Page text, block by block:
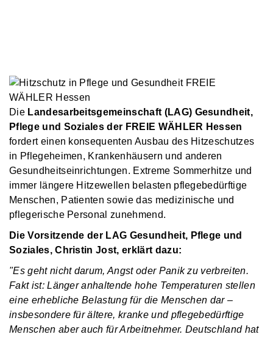
Die Landesarbeitsgemeinschaft (LAG) Gesundheit,
Pflege und Soziales der FREIE WÄHLER Hessen
fordert einen konsequenten Ausbau des Hitzeschutzes
in Pflegeheimen, Krankenhäusern und anderen
Gesundheitseinrichtungen. Extreme Sommerhitze und
immer längere Hitzewellen belasten pflegebedürftige
Menschen, Patienten sowie das medizinische und
pflegerische Personal zunehmend.
Die Vorsitzende der LAG Gesundheit, Pflege und
Soziales, Christin Jost, erklärt dazu:
"Es geht nicht darum, Angst oder Panik zu verbreiten.
Fakt ist: Länger anhaltende hohe Temperaturen stellen
eine erhebliche Belastung für die Menschen dar –
insbesondere für ältere, kranke und pflegebedürftige
Menschen aber auch für Arbeitnehmer. Deutschland hat